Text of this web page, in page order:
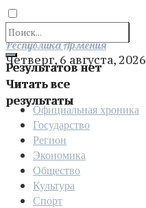
Результатов нет
Читать все
результаты
Отправить
Республика Армения
Четверг, 6 августа, 2026
Официальная хроника
Государство
Регион
Экономика
Общество
Культура
Спорт